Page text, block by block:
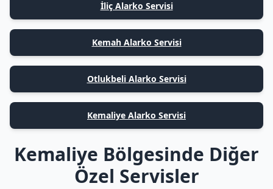
İliç Alarko Servisi
Kemah Alarko Servisi
Otlukbeli Alarko Servisi
Kemaliye Alarko Servisi
Kemaliye Bölgesinde Diğer
Özel Servisler